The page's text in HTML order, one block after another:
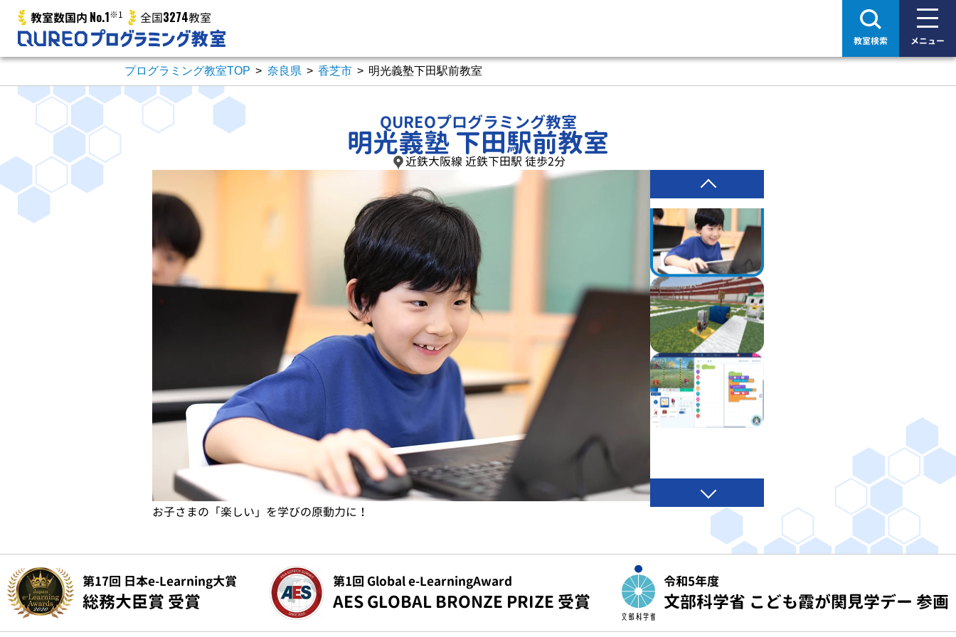
教室数国内 No.1※1 全国3274教室
教室検索 メニュー
プログラミング教室TOP > 奈良県 > 香芝市 > 明光義塾下田駅前教室
QUREOプログラミング教室
明光義塾 下田駅前教室
近鉄大阪線 近鉄下田駅 徒歩2分
お子さまの「楽しい」を学びの原動力に！
第17回 日本e-Learning大賞
総務大臣賞 受賞
第1回 Global e-LearningAward
AES GLOBAL BRONZE PRIZE 受賞
令和5年度
文部科学省 こども霞が関見学デー 参画